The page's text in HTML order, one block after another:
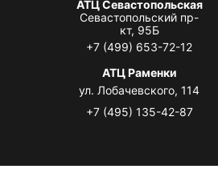
АТЦ Севастопольская
Севастопольский пр-
кт, 95Б
+7 (499) 653-72-12
АТЦ Раменки
ул. Лобачевского, 114
+7 (495) 135-42-87